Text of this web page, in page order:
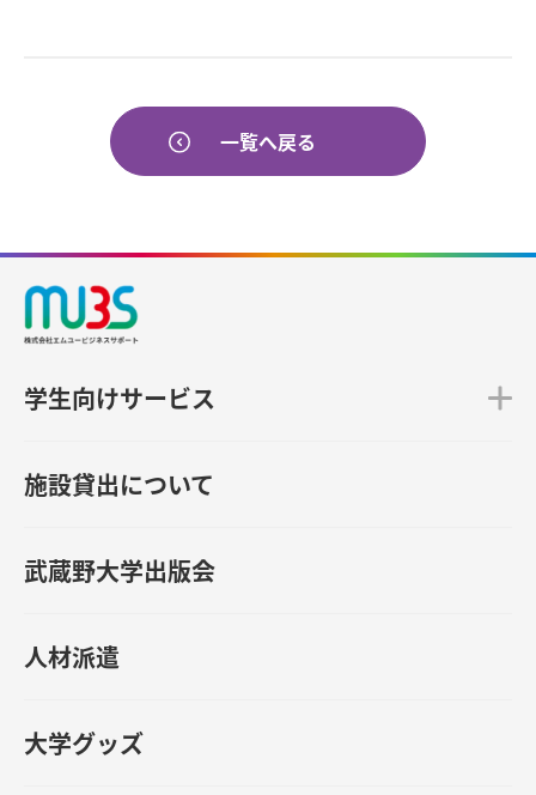
一覧へ戻る
学生向けサービス
施設貸出について
武蔵野大学出版会
人材派遣
大学グッズ